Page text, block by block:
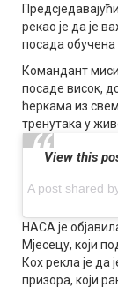
рекао је да је
посада обучена
Командант
посаде висок,
ћеркама из
тренутака у
View this
A post shared
НАСА је
Мјесецу, који
Кох рекла је да
призора, који